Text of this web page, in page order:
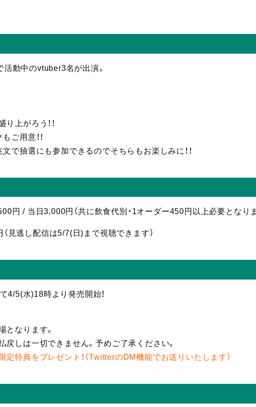
動中のvtuber3名が出演。
上がろう！！
ご用意！！
で抽選にも参加できるのでそちらもお楽しみに！！
円 / 当日3,000円（共に飲食代別・1オーダー450円以上必要となり
（見逃し配信は5/7(日)まで視聴できます）
4/5(水)18時より発売開始！
なります。
しは一切できません。予めご了承ください。
特典をプレゼント！（TwitterのDM機能でお送りいたします）